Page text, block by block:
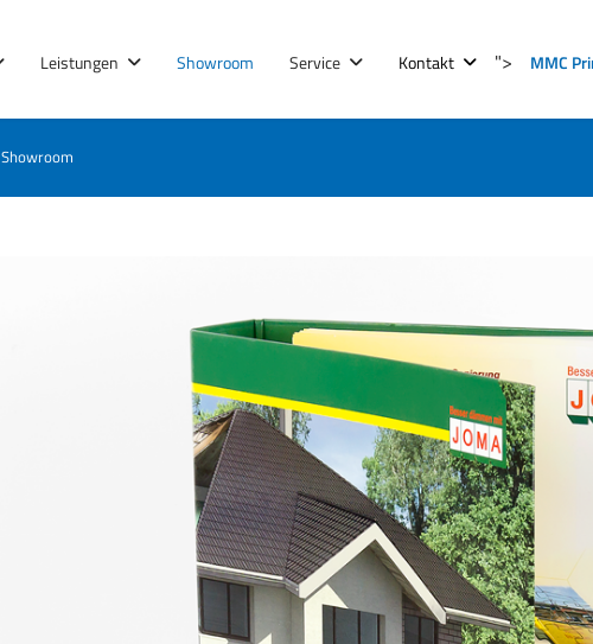
Leistungen Showroom Service Kontakt "> MMC
Showroom